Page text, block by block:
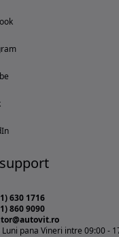
630 1716
860 9090
Luni pana Vineri intre 09:00 -